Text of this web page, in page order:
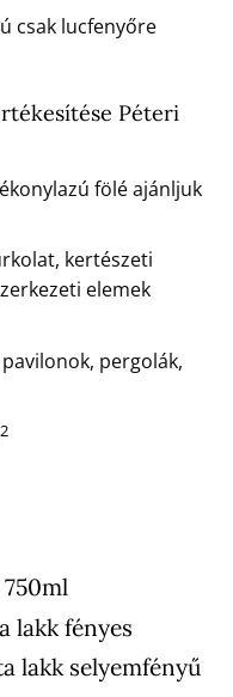
csak lucfenyőre
Péteri
fölé ajánljuk
kertészeti
elemek
pergolák,
2
lakk fényes
lakk selyemfényű